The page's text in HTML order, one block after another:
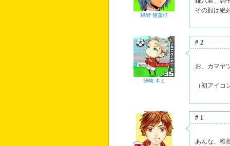
緑野 毬藻仔
その顔は絶
汐崎 キミ
#2
お、カマヤ
（初アイコ
#1
あんな、稚